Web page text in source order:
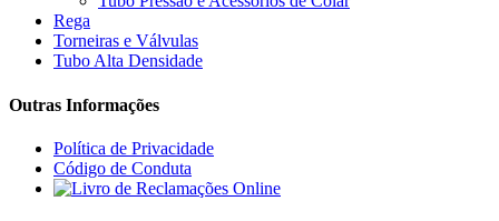
Rega
Torneiras e Válvulas
Tubo Alta Densidade
Outras Informações
Política de Privacidade
Código de Conduta